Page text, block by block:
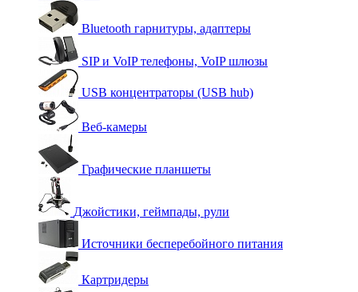
Bluetooth гарнитуры, адаптеры
SIP и VoIP телефоны, VoIP шлюзы
USB концентраторы (USB hub)
Веб-камеры
Графические планшеты
Джойстики, геймпады, рули
Источники бесперебойного питания
Картридеры